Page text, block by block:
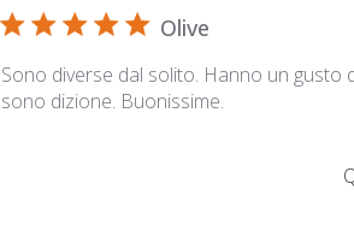
Olive
Sono diverse dal solito. Hanno un gusto
sono dizione. Buonissime.